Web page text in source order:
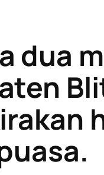
dua